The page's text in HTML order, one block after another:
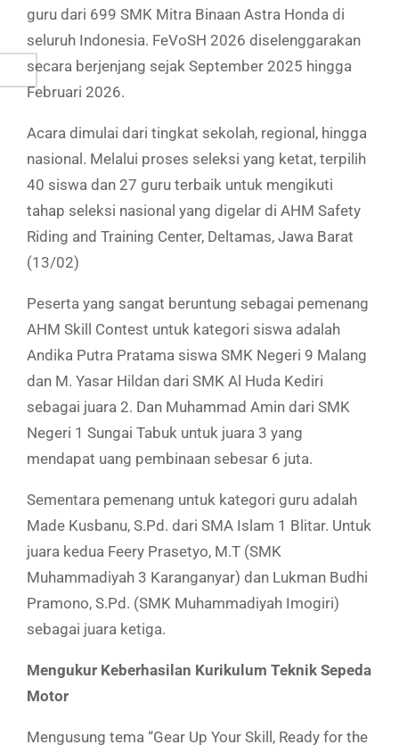
guru dari 699 SMK Mitra Binaan Astra Honda di
seluruh Indonesia. FeVoSH 2026 diselenggarakan
secara berjenjang sejak September 2025 hingga
Februari 2026.
Acara dimulai dari tingkat sekolah, regional, hingga
nasional. Melalui proses seleksi yang ketat, terpilih
40 siswa dan 27 guru terbaik untuk mengikuti
tahap seleksi nasional yang digelar di AHM Safety
Riding and Training Center, Deltamas, Jawa Barat
(13/02)
Peserta yang sangat beruntung sebagai pemenang
AHM Skill Contest untuk kategori siswa adalah
Andika Putra Pratama siswa SMK Negeri 9 Malang
dan M. Yasar Hildan dari SMK Al Huda Kediri
sebagai juara 2. Dan Muhammad Amin dari SMK
Negeri 1 Sungai Tabuk untuk juara 3 yang
mendapat uang pembinaan sebesar 6 juta.
Sementara pemenang untuk kategori guru adalah
Made Kusbanu, S.Pd. dari SMA Islam 1 Blitar. Untuk
juara kedua Feery Prasetyo, M.T (SMK
Muhammadiyah 3 Karanganyar) dan Lukman Budhi
Pramono, S.Pd. (SMK Muhammadiyah Imogiri)
sebagai juara ketiga.
Mengukur Keberhasilan Kurikulum Teknik Sepeda
Motor
Mengusung tema “Gear Up Your Skill, Ready for the